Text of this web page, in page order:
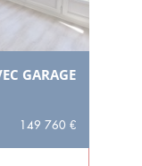
GARAGE
149 760 €